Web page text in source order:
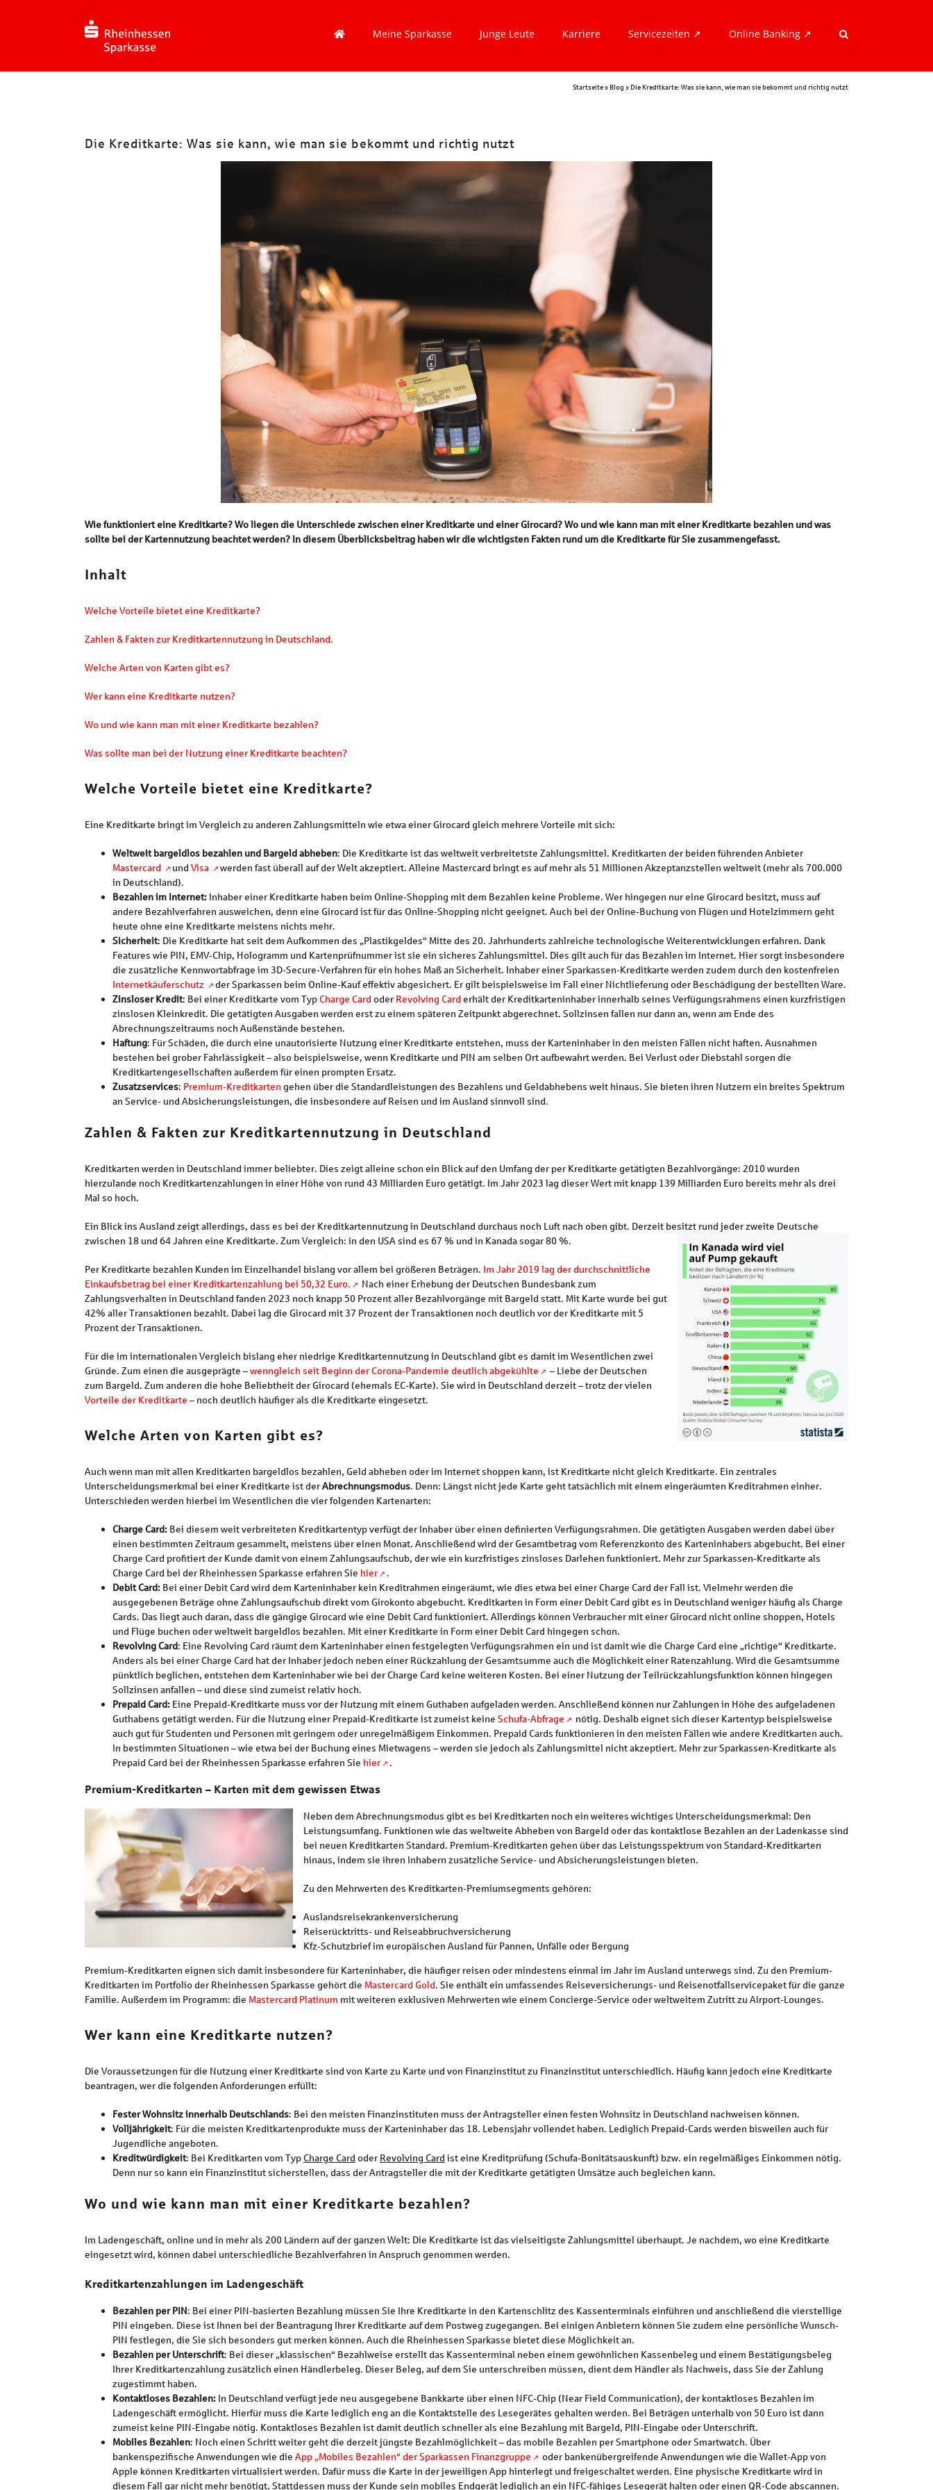
Meine Sparkasse Junge Leute Karriere Servicezeiten ↗︎ Online Banking ↗︎
Startseite» Blog » Die Kreditkarte: Was sie kann, wie man sie bekommt und richtig nutzt
Die Kreditkarte: Was sie kann, wie man sie bekommt und richtig nutzt
Wie funktioniert eine Kreditkarte? Wo liegen die Unterschiede zwischen einer Kreditkarte und einer Girocard? Wo und wie kann man mit einer Kreditkarte bezahlen und was
sollte bei der Kartennutzung beachtet werden? In diesem Überblicksbeitrag haben wir die wichtigsten Fakten rund um die Kreditkarte für Sie zusammengefasst.
Inhalt
Welche Vorteile bietet eine Kreditkarte?
Zahlen & Fakten zur Kreditkartennutzung in Deutschland.
Welche Arten von Karten gibt es?
Wer kann eine Kreditkarte nutzen?
Wo und wie kann man mit einer Kreditkarte bezahlen?
Was sollte man bei der Nutzung einer Kreditkarte beachten?
Welche Vorteile bietet eine Kreditkarte?
Eine Kreditkarte bringt im Vergleich zu anderen Zahlungsmitteln wie etwa einer Girocard gleich mehrere Vorteile mit sich:
Weltweit bargeldlos bezahlen und Bargeld abheben: Die Kreditkarte ist das weltweit verbreitetste Zahlungsmittel. Kreditkarten der beiden führenden Anbieter
Mastercard
und Visa
werden fast überall auf der Welt akzeptiert. Alleine Mastercard bringt es auf mehr als 51 Millionen Akzeptanzstellen weltweit (mehr als 700.000
in Deutschland).
Bezahlen im Internet: Inhaber einer Kreditkarte haben beim Online-Shopping mit dem Bezahlen keine Probleme. Wer hingegen nur eine Girocard besitzt, muss auf
andere Bezahlverfahren ausweichen, denn eine Girocard ist für das Online-Shopping nicht geeignet. Auch bei der Online-Buchung von Flügen und Hotelzimmern geht
heute ohne eine Kreditkarte meistens nichts mehr.
Sicherheit: Die Kreditkarte hat seit dem Aufkommen des „Plastikgeldes“ Mitte des 20. Jahrhunderts zahlreiche technologische Weiterentwicklungen erfahren. Dank
Features wie PIN, EMV-Chip, Hologramm und Kartenprüfnummer ist sie ein sicheres Zahlungsmittel. Dies gilt auch für das Bezahlen im Internet. Hier sorgt insbesondere
die zusätzliche Kennwortabfrage im 3D-Secure-Verfahren für ein hohes Maß an Sicherheit. Inhaber einer Sparkassen-Kreditkarte werden zudem durch den kostenfreien
Internetkäuferschutz
der Sparkassen beim Online-Kauf effektiv abgesichert. Er gilt beispielsweise im Fall einer Nichtlieferung oder Beschädigung der bestellten Ware.
Zinsloser Kredit: Bei einer Kreditkarte vom TypCharge Card oder Revolving Card erhält der Kreditkarteninhaber innerhalb seines Verfügungsrahmens einen kurzfristigen
zinslosen Kleinkredit. Die getätigten Ausgaben werden erst zu einem späteren Zeitpunkt abgerechnet. Sollzinsen fallen nur dann an, wenn am Ende des
Abrechnungszeitraums noch Außenstände bestehen.
Haftung: Für Schäden, die durch eine unautorisierte Nutzung einer Kreditkarte entstehen, muss der Karteninhaber in den meisten Fällen nicht haften. Ausnahmen
bestehen bei grober Fahrlässigkeit – also beispielsweise, wenn Kreditkarte und PIN am selben Ort aufbewahrt werden. Bei Verlust oder Diebstahl sorgen die
Kreditkartengesellschaften außerdem für einen prompten Ersatz.
Zusatzservices: Premium-Kreditkarten gehen über die Standardleistungen des Bezahlens und Geldabhebens weit hinaus. Sie bieten ihren Nutzern ein breites Spektrum
an Service- und Absicherungsleistungen, die insbesondere auf Reisen und im Ausland sinnvoll sind.
Zahlen & Fakten zur Kreditkartennutzung in Deutschland
Kreditkarten werden in Deutschland immer beliebter. Dies zeigt alleine schon ein Blick auf den Umfang der per Kreditkarte getätigten Bezahlvorgänge: 2010 wurden
hierzulande noch Kreditkartenzahlungen in einer Höhe von rund 43 Milliarden Euro getätigt. Im Jahr 2023 lag dieser Wert mit knapp 139 Milliarden Euro bereits mehr als drei
Mal so hoch.
Ein Blick ins Ausland zeigt allerdings, dass es bei der Kreditkartennutzung in Deutschland durchaus noch Luft nach oben gibt. Derzeit besitzt rund jeder zweite Deutsche
zwischen 18 und 64 Jahren eine Kreditkarte. Zum Vergleich: in den USA sind es 67 % und in Kanada sogar 80 %.
Per Kreditkarte bezahlen Kunden im Einzelhandel bislang vor allem bei größeren Beträgen. Im Jahr 2019 lag der durchschnittliche
Einkaufsbetrag bei einer Kreditkartenzahlung bei 50,32 Euro.
Nach einer Erhebung der Deutschen Bundesbank zum
Zahlungsverhalten in Deutschland fanden 2023 noch knapp 50 Prozent aller Bezahlvorgänge mit Bargeld statt. Mit Karte wurde bei gut
42% aller Transaktionen bezahlt. Dabei lag die Girocard mit 37 Prozent der Transaktionen noch deutlich vor der Kreditkarte mit 5
Prozent der Transaktionen.
Für die im internationalen Vergleich bislang eher niedrige Kreditkartennutzung in Deutschland gibt es damit im Wesentlichen zwei
Gründe. Zum einen die ausgeprägte –wenngleich seit Beginn der Corona-Pandemie deutlich abgekühlte
– Liebe der Deutschen
zum Bargeld. Zum anderen die hohe Beliebtheit der Girocard (ehemals EC-Karte). Sie wird in Deutschland derzeit – trotz der vielen
Vorteile der Kreditkarte – noch deutlich häufiger als die Kreditkarte eingesetzt.
Welche Arten von Karten gibt es?
Auch wenn man mit allen Kreditkarten bargeldlos bezahlen, Geld abheben oder im Internet shoppen kann, ist Kreditkarte nicht gleich Kreditkarte. Ein zentrales
Unterscheidungsmerkmal bei einer Kreditkarte ist derAbrechnungsmodus. Denn: Längst nicht jede Karte geht tatsächlich mit einem eingeräumten Kreditrahmen einher.
Unterschieden werden hierbei im Wesentlichen die vier folgenden Kartenarten:
Charge Card: Bei diesem weit verbreiteten Kreditkartentyp verfügt der Inhaber über einen definierten Verfügungsrahmen. Die getätigten Ausgaben werden dabei über
einen bestimmten Zeitraum gesammelt, meistens über einen Monat. Anschließend wird der Gesamtbetrag vom Referenzkonto des Karteninhabers abgebucht. Bei einer
Charge Card profitiert der Kunde damit von einem Zahlungsaufschub, der wie ein kurzfristiges zinsloses Darlehen funktioniert. Mehr zur Sparkassen-Kreditkarte als
Charge Card bei der Rheinhessen Sparkasse erfahren Sie hier
.
Debit Card: Bei einer Debit Card wird dem Karteninhaber kein Kreditrahmen eingeräumt, wie dies etwa bei einer Charge Card der Fall ist. Vielmehr werden die
ausgegebenen Beträge ohne Zahlungsaufschub direkt vom Girokonto abgebucht. Kreditkarten in Form einer Debit Card gibt es in Deutschland weniger häufig als Charge
Cards. Das liegt auch daran, dass die gängige Girocard wie eine Debit Card funktioniert. Allerdings können Verbraucher mit einer Girocard nicht online shoppen, Hotels
und Flüge buchen oder weltweit bargeldlos bezahlen. Mit einer Kreditkarte in Form einer Debit Card hingegen schon.
Revolving Card: Eine Revolving Card räumt dem Karteninhaber einen festgelegten Verfügungsrahmen ein und ist damit wie die Charge Card eine „richtige“ Kreditkarte.
Anders als bei einer Charge Card hat der Inhaber jedoch neben einer Rückzahlung der Gesamtsumme auch die Möglichkeit einer Ratenzahlung. Wird die Gesamtsumme
pünktlich beglichen, entstehen dem Karteninhaber wie bei der Charge Card keine weiteren Kosten. Bei einer Nutzung der Teilrückzahlungsfunktion können hingegen
Sollzinsen anfallen – und diese sind zumeist relativ hoch.
Prepaid Card: Eine Prepaid-Kreditkarte muss vor der Nutzung mit einem Guthaben aufgeladen werden. Anschließend können nur Zahlungen in Höhe des aufgeladenen
Guthabens getätigt werden. Für die Nutzung einer Prepaid-Kreditkarte ist zumeist keine Schufa-Abfrage
nötig. Deshalb eignet sich dieser Kartentyp beispielsweise
auch gut für Studenten und Personen mit geringem oder unregelmäßigem Einkommen. Prepaid Cards funktionieren in den meisten Fällen wie andere Kreditkarten auch.
In bestimmten Situationen – wie etwa bei der Buchung eines Mietwagens – werden sie jedoch als Zahlungsmittel nicht akzeptiert. Mehr zur Sparkassen-Kreditkarte als
Prepaid Card bei der Rheinhessen Sparkasse erfahren Sie hier .
Premium-Kreditkarten –Karten mit dem gewissen Etwas
Neben dem Abrechnungsmodus gibt es bei Kreditkarten noch ein weiteres wichtiges Unterscheidungsmerkmal: Den
Leistungsumfang. Funktionen wie das weltweite Abheben von Bargeld oder das kontaktlose Bezahlen an der Ladenkasse sind
bei neuen Kreditkarten Standard. Premium-Kreditkarten gehen über das Leistungsspektrum von Standard-Kreditkarten
hinaus, indem sie ihren Inhabern zusätzliche Service- und Absicherungsleistungen bieten.
Zu den Mehrwerten des Kreditkarten-Premiumsegments gehören:
Auslands­reisekranken­versicherung
Reise­rücktritts- und Reise­abbruch­versicherung
Kfz-Schutz­brief im europäischen Ausland für Pannen, Unfälle oder Bergung
Premium-Kreditkarten eignen sich damit insbesondere für Karteninhaber, die häufiger reisen oder mindestens einmal im Jahr im Ausland unterwegs sind. Zu den Premium-
Kreditkarten im Portfolio der Rheinhessen Sparkasse gehört die Mastercard Gold. Sie enthält ein umfassendes Reiseversicherungs- und Reisenotfallservicepaket für die ganze
Familie. Außerdem im Programm: die Mastercard Platinum mit weiteren exklusiven Mehrwerten wie einem Concierge-Service oder weltweitem Zutritt zu Airport-Lounges.
Wer kann eine Kreditkarte nutzen?
Die Voraussetzungen für die Nutzung einer Kreditkarte sind von Karte zu Karte und von Finanzinstitut zu Finanzinstitut unterschiedlich. Häufig kann jedoch eine Kreditkarte
beantragen, wer die folgenden Anforderungen erfüllt:
Fester Wohnsitz innerhalb Deutschlands: Bei den meisten Finanzinstituten muss der Antragsteller einen festen Wohnsitz in Deutschland nachweisen können.
Volljährigkeit: Für die meisten Kreditkartenprodukte muss der Karteninhaber das 18. Lebensjahr vollendet haben. Lediglich Prepaid-Cards werden bisweilen auch für
Jugendliche angeboten.
Kreditwürdigkeit: Bei Kreditkarten vom Typ Charge Card oder Revolving Card ist eine Kreditprüfung (Schufa-Bonitätsauskunft) bzw. ein regelmäßiges Einkommen nötig.
Denn nur so kann ein Finanzinstitut sicherstellen, dass der Antragsteller die mit der Kreditkarte getätigten Umsätze auch begleichen kann.
Wo und wie kann man mit einer Kreditkarte bezahlen?
Im Ladengeschäft, online und in mehr als 200 Ländern auf der ganzen Welt: Die Kreditkarte ist das vielseitigste Zahlungsmittel überhaupt. Je nachdem, wo eine Kreditkarte
eingesetzt wird, können dabei unterschiedliche Bezahlverfahren in Anspruch genommen werden.
Kreditkartenzahlungen im Ladengeschäft
Bezahlen per PIN: Bei einer PIN-basierten Bezahlung müssen Sie Ihre Kreditkarte in den Kartenschlitz des Kassenterminals einführen und anschließend die vierstellige
PIN eingeben. Diese ist Ihnen bei der Beantragung Ihrer Kreditkarte auf dem Postweg zugegangen. Bei einigen Anbietern können Sie zudem eine persönliche Wunsch-
PIN festlegen, die Sie sich besonders gut merken können. Auch die Rheinhessen Sparkasse bietet diese Möglichkeit an.
Bezahlen per Unterschrift: Bei dieser „klassischen“ Bezahlweise erstellt das Kassenterminal neben einem gewöhnlichen Kassenbeleg und einem Bestätigungsbeleg
Ihrer Kreditkartenzahlung zusätzlich einen Händlerbeleg. Dieser Beleg, auf dem Sie unterschreiben müssen, dient dem Händler als Nachweis, dass Sie der Zahlung
zugestimmt haben.
Kontaktloses Bezahlen:In Deutschland verfügt jede neu ausgegebene Bankkarte über einen NFC-Chip (Near Field Communication), der kontaktloses Bezahlen im
Ladengeschäft ermöglicht. Hierfür muss die Karte lediglich eng an die Kontaktstelle des Lesegerätes gehalten werden. Bei Beträgen unterhalb von 50 Euro ist dann
zumeist keine PIN-Eingabe nötig. Kontaktloses Bezahlen ist damit deutlich schneller als eine Bezahlung mit Bargeld, PIN-Eingabe oder Unterschrift.
Mobiles Bezahlen: Noch einen Schritt weiter geht die derzeit jüngste Bezahlmöglichkeit – das mobile Bezahlen per Smartphone oder Smartwatch. Über
bankenspezifische Anwendungen wie die App „Mobiles Bezahlen“ der Sparkassen Finanzgruppe
oder bankenübergreifende Anwendungen wie die Wallet-App von
Apple können Kreditkarten virtualisiert werden. Dafür muss die Karte in der jeweiligen App hinterlegt und freigeschaltet werden. Eine physische Kreditkarte wird in
diesem Fall gar nicht mehr benötigt. Stattdessen muss der Kunde sein mobiles Endgerät lediglich an ein NFC-fähiges Lesegerät halten oder einen QR-Code abscannen.